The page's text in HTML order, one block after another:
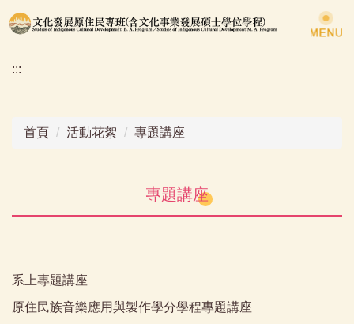
跳
到
要
:::
首頁 活動花絮 專題講座
專題講座
系上專題講座
原住民族音樂應用與製作學分學程專題講座